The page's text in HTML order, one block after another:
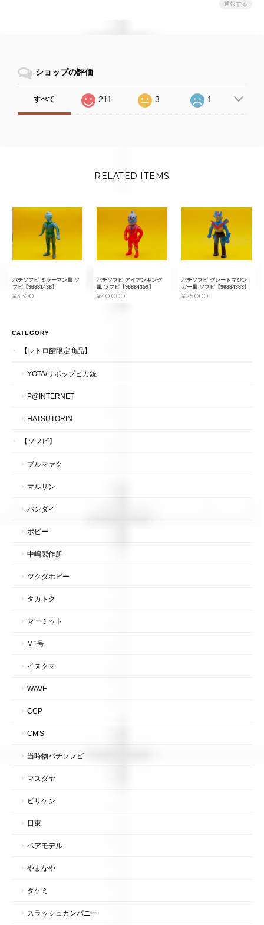
通報する
ショップの評価
すべて 211 3 1
RELATED ITEMS
パチソフビ ミラーマン風 ソ
フビ【96881438】
¥3,300
パチソフビ アイアンキング
風 ソフビ【96884359】
¥40,000
パチソフビ グレートマジン
ガー風 ソフビ【96884383】
¥25,000
CATEGORY
【レトロ館限定商品】
YOTA/リポップピカ銃
P@INTERNET
HATSUTORIN
【ソフビ】
ブルマァク
マルサン
バンダイ
ポピー
中嶋製作所
ツクダホビー
タカトク
マーミット
M1号
イヌクマ
WAVE
CCP
CM'S
当時物パチソフビ
マスダヤ
ビリケン
日東
ベアモデル
やまなや
タケミ
スラッシュカンパニー